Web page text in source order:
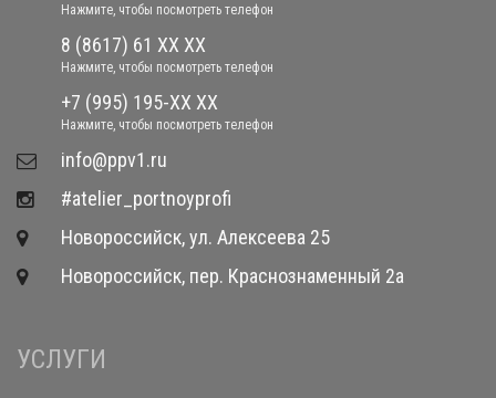
Нажмите, чтобы посмотреть телефон
8 (8617) 61 XX XX
Нажмите, чтобы посмотреть телефон
+7 (995) 195-XX XX
Нажмите, чтобы посмотреть телефон
​info@ppv1.ru
#atelier_portnoyprofi
Новороссийск, ул. Алексеева 25
Новороссийск, пер. Краснознаменный 2а
УСЛУГИ